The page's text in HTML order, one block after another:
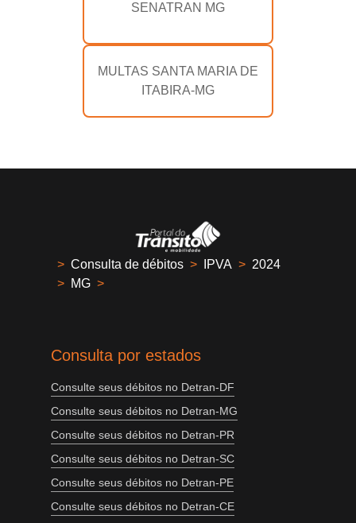
SENATRAN MG
MULTAS SANTA MARIA DE
ITABIRA-MG
> Consulta de débitos > IPVA > 2024
> MG >
Consulta por estados
Consulte seus débitos no Detran-DF
Consulte seus débitos no Detran-MG
Consulte seus débitos no Detran-PR
Consulte seus débitos no Detran-SC
Consulte seus débitos no Detran-PE
Consulte seus débitos no Detran-CE